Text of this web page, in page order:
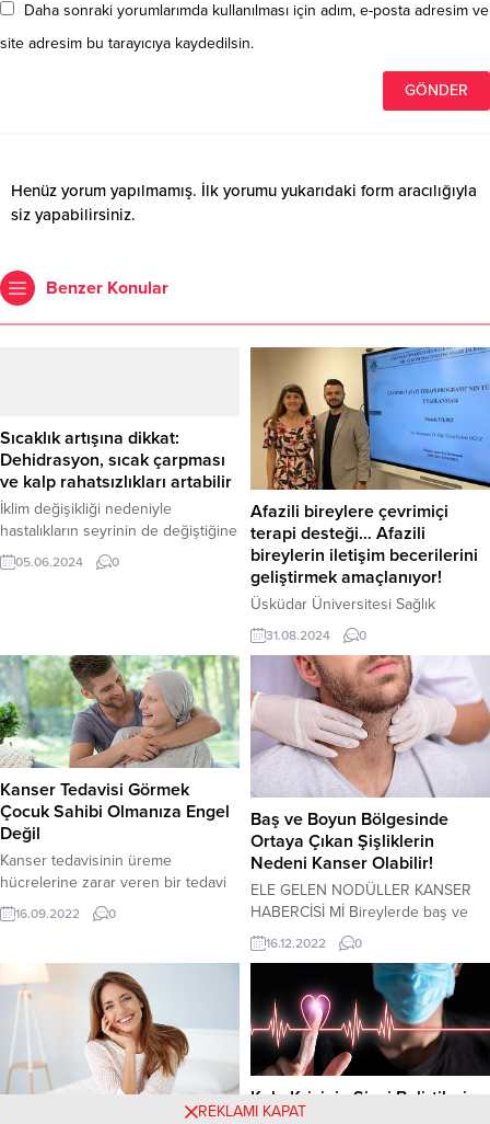
Daha sonraki yorumlarımda kullanılması için adım, e-posta adresim ve
site adresim bu tarayıcıya kaydedilsin.
Henüz yorum yapılmamış. İlk yorumu yukarıdaki form aracılığıyla
siz yapabilirsiniz.
Benzer Konular
Sıcaklık artışına dikkat:
Dehidrasyon, sıcak çarpması
ve kalp rahatsızlıkları artabilir
İklim değişikliği nedeniyle
hastalıkların seyrinin de değiştiğine
dikkat çeken İğde, “Ani sıcaklık
artışları, özellikle hassas gruplarda
artabilir” dedi. İklim değişikliği bir
başka deyişle iklim krizi her geçen
yıl etkisini arttırarak yaşamı tehdit
etmeye devam ediyor. Bu kriz,
doğayı...
05.06.2024 0
Afazili bireylere çevrimiçi
terapi desteği… Afazili
bireylerin iletişim becerilerini
geliştirmek amaçlanıyor!
Üsküdar Üniversitesi Sağlık
Bilimleri Enstitüsü Dil ve Konuşma
Terapisi Anabilim Dalı bünyesinde,
afazili bireylerin iletişim becerilerini
desteklemek amacıyla Çevrimiçi
Afazi Terapi Programı’nın Türkçeye
uyarlaması yapıldı.
31.08.2024 0
Kanser Tedavisi Görmek
Çocuk Sahibi Olmanıza Engel
Değil
Kanser tedavisinin üreme
hücrelerine zarar veren bir tedavi
olması nedeniyle ülkemizde kanser
tedavisi öncesi yumurta veya
yapılabildiğini hatırlatan Kadın
Hastalıkları ve Doğum uzmanı Dr.
Öğr. Ü. Mert Yeşiladalı, “Böylece
hastalar kanser tedavisinden sonra
da çocuk sahibi olabiliyor. Ancak ne
yazık ki hastaların çok büyük kısmı
16.09.2022 0
Baş ve Boyun Bölgesinde
Ortaya Çıkan Şişliklerin
Nedeni Kanser Olabilir!
ELE GELEN NODÜLLER KANSER
HABERCİSİ Mİ Bireylerde baş ve
boyun bölgesinde ortaya çıkan
şişliklerin pek çok nedeni olabilir.
Zira baş boyun bölgesinde dişler,
dil, sinüsler, bademcikler, farinks,
larinks, tükrük bezleri, tiroid bezi,
gırtlak, yemek borusu gibi pek çok
organ yer almakta ve konum itibari
ile birbirleri ile de yakın ilişki...
16.12.2022 0
Kalp Krizinin Sinsi Belirtilerine
REKLAMI KAPAT